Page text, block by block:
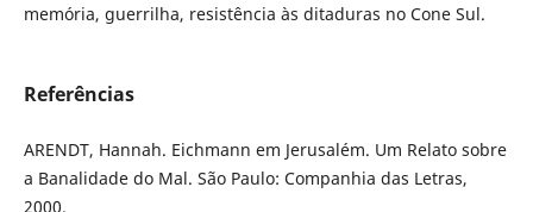
memória, guerrilha, resistência às ditaduras no Cone Sul.
Referências
ARENDT, Hannah. Eichmann em Jerusalém. Um Relato sobre
a Banalidade do Mal. São Paulo: Companhia das Letras,
2000.